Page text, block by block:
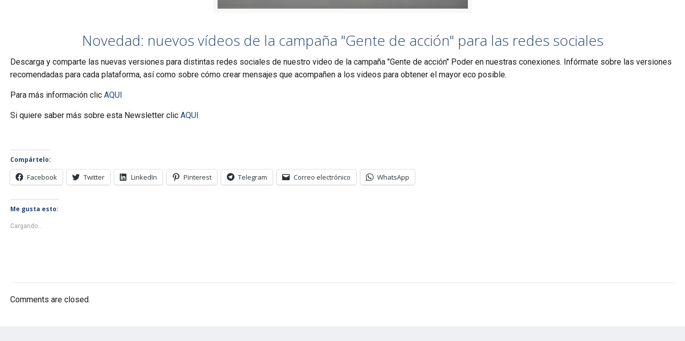
Novedad: nuevos vídeos de la campaña "Gente de acción" para las redes sociales
Descarga y comparte las nuevas versiones para distintas redes sociales de nuestro video de la campaña "Gente de acción" Poder en nuestras conexiones. Infórmate sobre las versiones
recomendadas para cada plataforma, así como sobre cómo crear mensajes que acompañen a los videos para obtener el mayor eco posible.
Para más información clicAQUI
Si quiere saber más sobre esta Newsletter clicAQUI
Compártelo:
Facebook Twitter LinkedIn Pinterest Telegram Correo electrónico WhatsApp
Me gusta esto:
Cargando...
Comments are closed.